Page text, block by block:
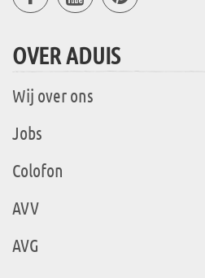
OVER ADUIS
Wij over ons
Jobs
Colofon
AVV
AVG